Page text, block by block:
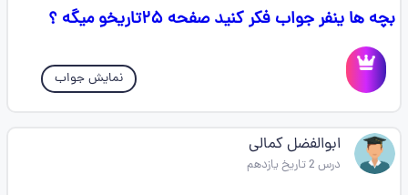
بچه ها ینفر جواب فکر کنید صفحه ۲۵تاریخو میگه ؟
نمایش جواب
ابوالفضل کمالی
درس 2 تاریخ یازدهم